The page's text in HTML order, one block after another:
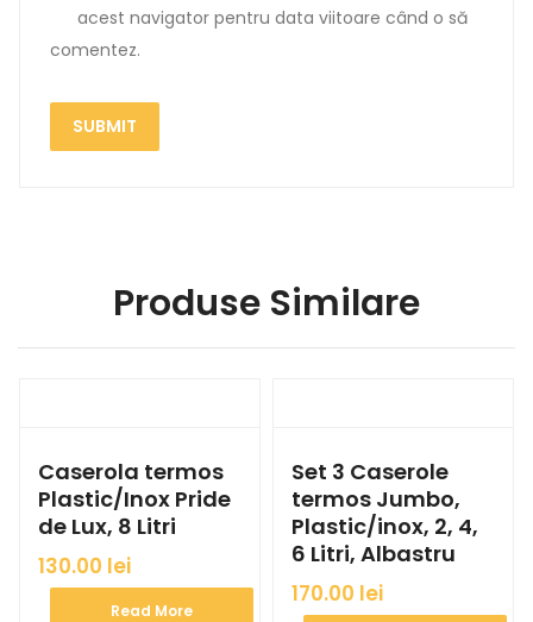
acest navigator pentru data viitoare când o să
comentez.
Produse Similare
Caserola termos
Plastic/Inox Pride
de Lux, 8 Litri
130.00 lei
Read More
Set 3 Caserole
termos Jumbo,
Plastic/inox, 2, 4,
6 Litri, Albastru
170.00 lei